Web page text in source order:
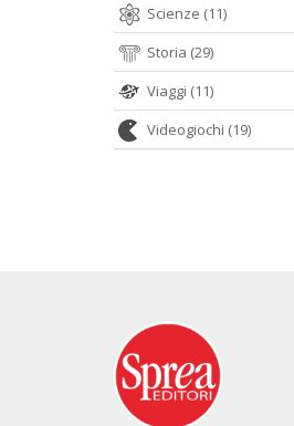
Scienze (11)
Storia (29)
Viaggi (11)
Videogiochi (19)